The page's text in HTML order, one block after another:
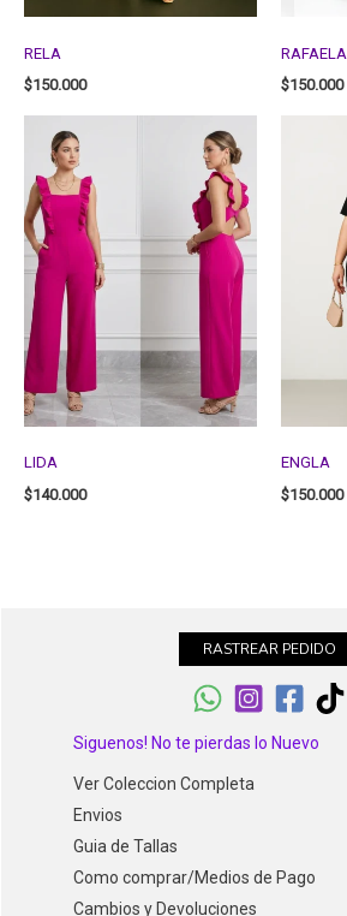
RELA
$150.000
RAFAELA
$150.000
LIDA
$140.000
ENGLA
$150.000
RASTREAR PEDIDO
Siguenos! No te pierdas lo Nuevo
Ver Coleccion Completa
Envios
Guia de Tallas
Como comprar/Medios de Pago
Cambios y Devoluciones